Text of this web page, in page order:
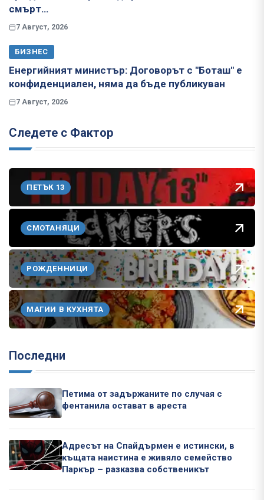
смърт…
7 Август, 2026
БИЗНЕС
Енергийният министър: Договорът с "Боташ" е
конфиденциален, няма да бъде публикуван
7 Август, 2026
Следете с Фактор
ПЕТЪК 13
СМОТАНЯЦИ
РОЖДЕННИЦИ
МАГИИ В КУХНЯТА
Последни
Петима от задържаните по случая с
фентанила остават в ареста
Адресът на Спайдърмен е истински, в
къщата наистина е живяло семейство
Паркър – разказва собственикът